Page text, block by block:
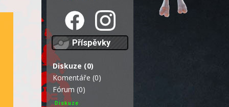
Příspěvky
Diskuze (0)
Komentáře (0)
Fórum (0)
Diskuze